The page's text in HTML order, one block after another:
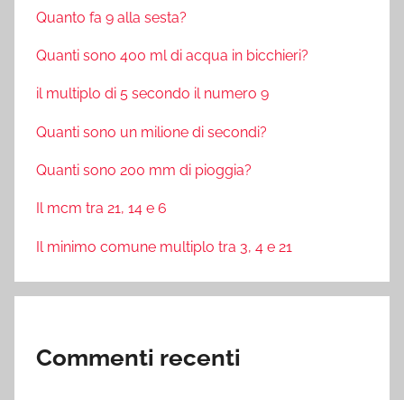
Quanto fa 9 alla sesta?
Quanti sono 400 ml di acqua in bicchieri?
il multiplo di 5 secondo il numero 9
Quanti sono un milione di secondi?
Quanti sono 200 mm di pioggia?
Il mcm tra 21, 14 e 6
Il minimo comune multiplo tra 3, 4 e 21
Commenti recenti